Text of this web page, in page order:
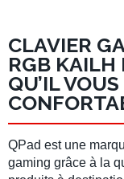
CLAVIER
RGB KAILH
QU’IL
QPad est une
gaming grâce à la